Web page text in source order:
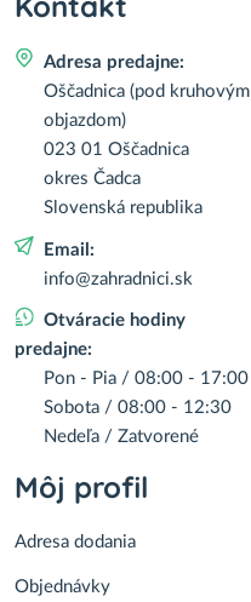
Adresa predajne:
Oščadnica (pod kruhovým
objazdom)
023 01 Oščadnica
okres Čadca
Slovenská republika
Email:
info@zahradnici.sk
Otváracie hodiny
predajne:
Pon - Pia / 08:00 - 17:00
Sobota / 08:00 - 12:30
Nedeľa / Zatvorené
Môj profil
Adresa dodania
Objednávky